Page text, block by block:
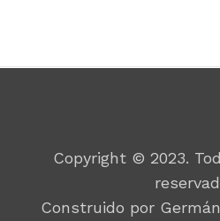
Copyright © 2023.
Construido por